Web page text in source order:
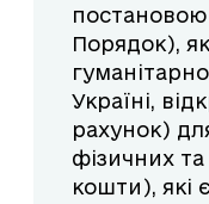
постановою
Порядок),
Україні,
рахунок)
фізичних
кошти), які